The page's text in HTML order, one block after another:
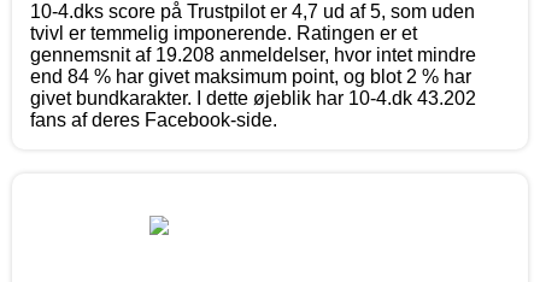
10-4.dks score på Trustpilot er 4,7 ud af 5, som uden
tvivl er temmelig imponerende. Ratingen er et
gennemsnit af 19.208 anmeldelser, hvor intet mindre
end 84 % har givet maksimum point, og blot 2 % har
givet bundkarakter. I dette øjeblik har 10-4.dk 43.202
fans af deres Facebook-side.